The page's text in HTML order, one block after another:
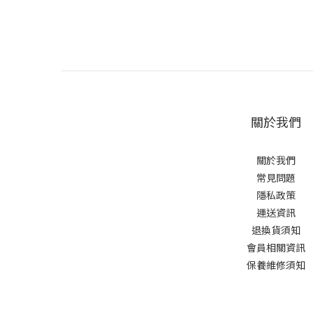
關於我們
關於我們
常見問題
隱私政策
運送資訊
退換貨須知
會員相關資訊
保養維修須知